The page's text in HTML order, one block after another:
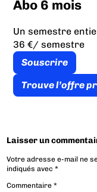
Abo 6 mois
Un semestre
36 €/ semestre
Souscrire
Trouve l’offre
Laisser un
Votre adresse e-mail ne
indiqués avec*
Commentaire*